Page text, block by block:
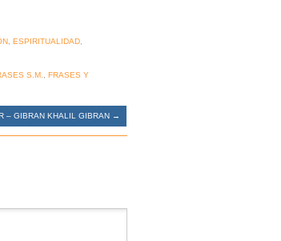
ESPIRITUALIDAD
S.M.
FRASES Y
– GIBRAN KHALIL GIBRAN →